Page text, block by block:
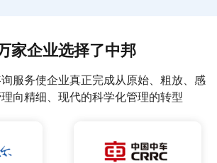
家企业选择了中邦
服务使企业真正完成从原始、粗放、感
向精细、现代的科学化管理的转型